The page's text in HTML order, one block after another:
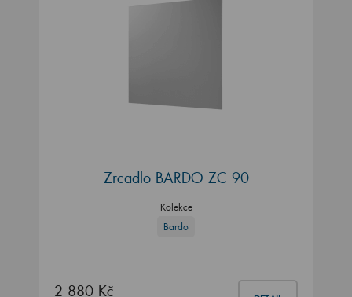
Zrcadlo BARDO ZC 90
Kolekce
Bardo
2 880 Kč